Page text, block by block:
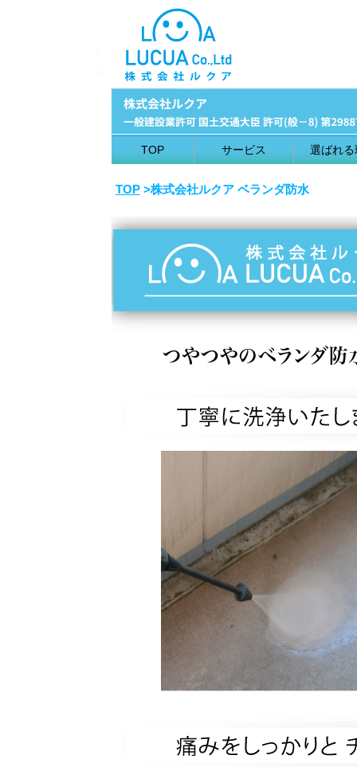
TOP サービス 選ばれる
TOP >株式会社ルクア ベランダ防水